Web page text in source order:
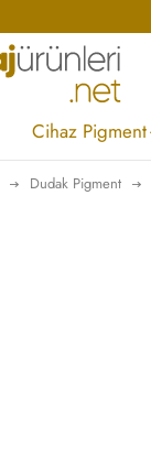
Cihaz Pigment
Dudak Pigment